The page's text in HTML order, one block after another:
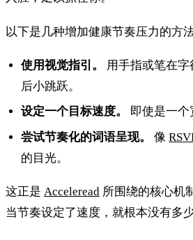
以下是几种增加健康节奏压力的方法
使用视觉指引。 用手指或笔在
后小跳跃。
设定一个目标速度。
即使是一个
尝试节奏化的词语呈现。
像
的目光。
这正是 Acceleread 所围绕的核心机
当节奏设定了速度，就根本没有多